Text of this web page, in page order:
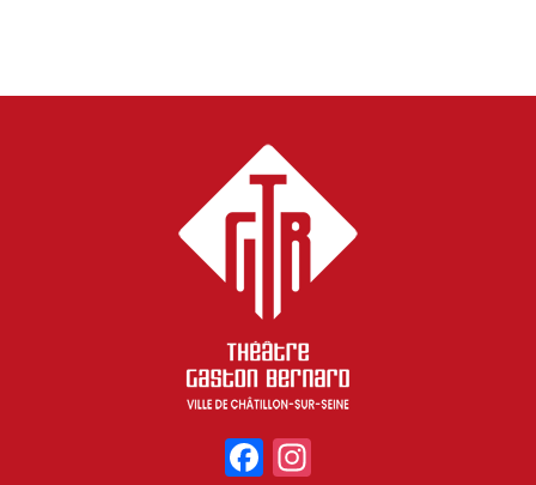
Facebook